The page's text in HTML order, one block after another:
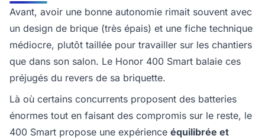
Avant, avoir une bonne autonomie rimait souvent avec
un design de brique (très épais) et une fiche technique
médiocre, plutôt taillée pour travailler sur les chantiers
que dans son salon. Le Honor 400 Smart balaie ces
préjugés du revers de sa briquette.
Là où certains concurrents proposent des batteries
énormes tout en faisant des compromis sur le reste, le
400 Smart propose une expérience équilibrée et